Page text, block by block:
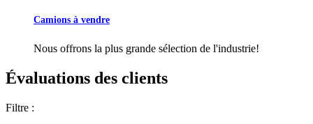
Camions à vendre
Nous offrons la plus grande sélection de l'industrie!
Évaluations des clients
Filtre :